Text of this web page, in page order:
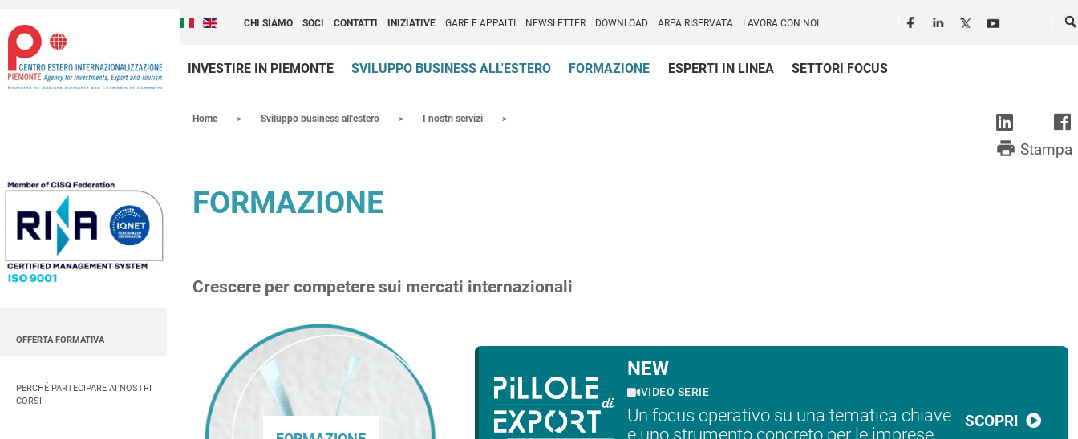
Italiano (Italia)
English (United Kingdom)
CHI SIAMO SOCI CONTATTI INIZIATIVE GARE E APPALTI NEWSLETTER DOWNLOAD AREA RISERVATA LAVORA CON NOI Seguici in rete
INVESTIRE IN PIEMONTE SVILUPPO BUSINESS ALL'ESTERO FORMAZIONE ESPERTI IN LINEA
SETTORI FOCUS
Home Sviluppo business all'estero I nostri servizi
print Stampa
FORMAZIONE
Crescere per competere sui mercati internazionali
NEW
VIDEO SERIE
Un focus operativo su una tematica chiave
e uno strumento concreto per le imprese
SCOPRI
OFFERTA FORMATIVA
PERCHÉ PARTECIPARE AI NOSTRI
CORSI